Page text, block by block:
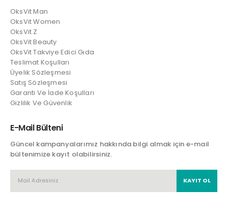
OksVit Man
OksVit Women
OksVit Z
OksVit Beauty
OksVit Takviye Edici Gıda
Teslimat Koşulları
Üyelik Sözleşmesi
Satış Sözleşmesi
Garanti Ve İade Koşulları
Gizlilik Ve Güvenlik
E-Mail Bülteni
Güncel kampanyalarımız hakkında bilgi almak için e-mail
bültenimize kayıt olabilirsiniz.